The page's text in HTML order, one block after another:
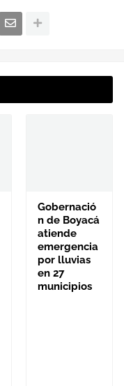
Gobernació
n de Boyacá
atiende
emergencia
por lluvias
en 27
municipios